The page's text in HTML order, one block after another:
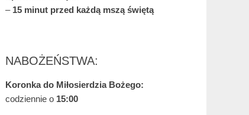
– 15 minut przed każdą mszą świętą
NABOŻEŃSTWA:
Koronka do Miłosierdzia Bożego:
codziennie o 15:00